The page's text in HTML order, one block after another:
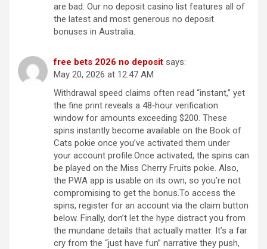
are bad. Our no deposit casino list features all of
the latest and most generous no deposit
bonuses in Australia.
free bets 2026 no deposit says:
May 20, 2026 at 12:47 AM
Withdrawal speed claims often read “instant,” yet
the fine print reveals a 48‑hour verification
window for amounts exceeding $200. These
spins instantly become available on the Book of
Cats pokie once you’ve activated them under
your account profile.Once activated, the spins can
be played on the Miss Cherry Fruits pokie. Also,
the PWA app is usable on its own, so you’re not
compromising to get the bonus.To access the
spins, register for an account via the claim button
below. Finally, don’t let the hype distract you from
the mundane details that actually matter. It’s a far
cry from the “just have fun” narrative they push,